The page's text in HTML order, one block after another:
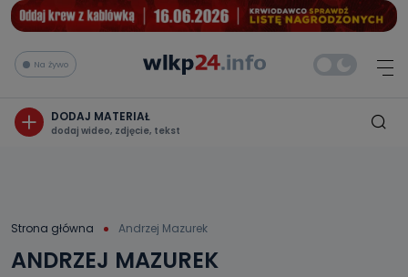
Na żywo
DODAJ MATERIAŁ
dodaj wideo, zdjęcie, tekst
Strona główna Andrzej Mazurek
ANDRZEJ MAZUREK